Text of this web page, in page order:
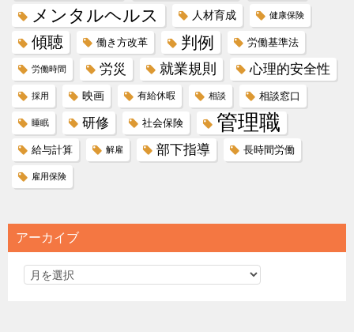
メンタルヘルス 人材育成 健康保険
傾聴 働き方改革 判例 労働基準法
労働時間 労災 就業規則 心理的安全性
採用 映画 有給休暇 相談 相談窓口
睡眠 研修 社会保険 管理職
給与計算 解雇 部下指導 長時間労働
雇用保険
アーカイブ